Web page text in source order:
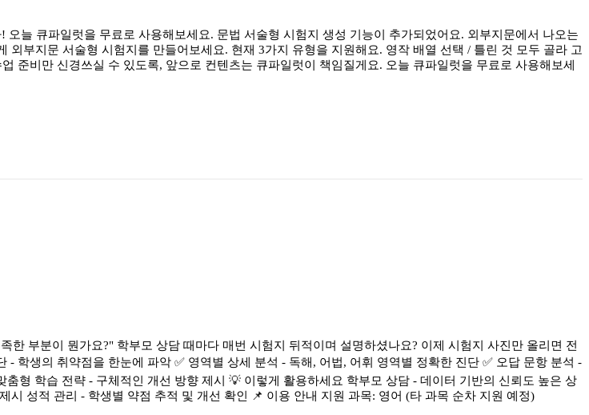
늘 큐파일럿을 무료로 사용해보세요. 문법 서술형 시험지 생성 기능이 추가되었어요. 외부지문에서 나오는
부지문 서술형 시험지를 만들어보세요. 현재 3가지 유형을 지원해요. 영작 배열 선택 / 틀린 것 모두 골라 고
준비만 신경쓰실 수 있도록, 앞으로 컨텐츠는 큐파일럿이 책임질게요. 오늘 큐파일럿을 무료로 사용해보세
부분이 뭔가요?" 학부모 상담 때마다 매번 시험지 뒤적이며 설명하셨나요? 이제 시험지 사진만 올리면 전
학생의 취약점을 한눈에 파악 ✅ 영역별 상세 분석 - 독해, 어법, 어휘 영역별 정확한 진단 ✅ 오답 문항 분석 -
형 학습 전략 - 구체적인 개선 방향 제시 💡 이렇게 활용하세요 학부모 상담 - 데이터 기반의 신뢰도 높은 상
성적 관리 - 학생별 약점 추적 및 개선 확인 📌 이용 안내 지원 과목: 영어 (타 과목 순차 지원 예정)